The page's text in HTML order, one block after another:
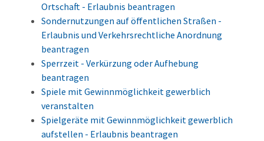
Ortschaft - Erlaubnis beantragen
Sondernutzungen auf öffentlichen Straßen -
Erlaubnis und Verkehrsrechtliche Anordnung
beantragen
Sperrzeit - Verkürzung oder Aufhebung
beantragen
Spiele mit Gewinnmöglichkeit gewerblich
veranstalten
Spielgeräte mit Gewinnmöglichkeit gewerblich
aufstellen - Erlaubnis beantragen